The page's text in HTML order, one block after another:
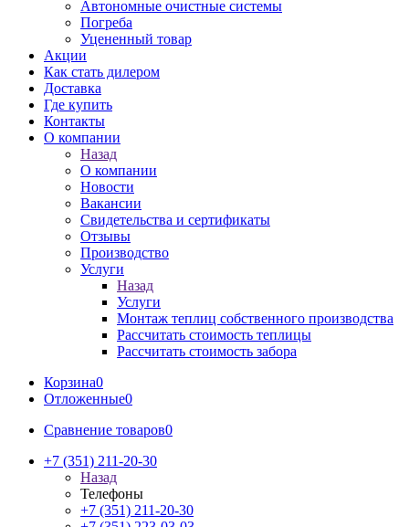
Автономные очистные системы
Погреба
Уцененный товар
Акции
Как стать дилером
Доставка
Где купить
Контакты
О компании
Назад
О компании
Новости
Вакансии
Свидетельства и сертификаты
Отзывы
Производство
Услуги
Назад
Услуги
Монтаж теплиц собственного производства
Рассчитать стоимость теплицы
Рассчитать стоимость забора
Корзина0
Отложенные0
Сравнение товаров0
+7 (351) 211-20-30
Назад
Телефоны
+7 (351) 211-20-30